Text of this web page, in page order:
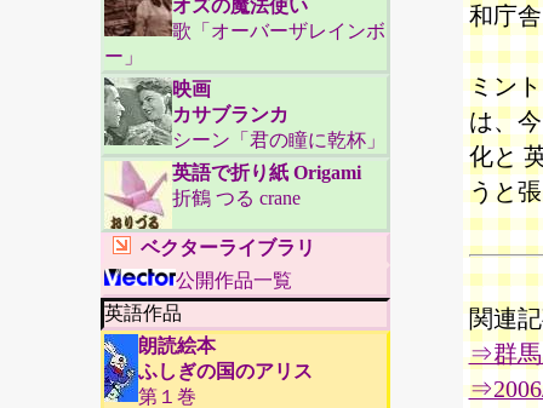
オズの魔法使い
歌「オーバーザレインボ
ー」
映画
カサブランカ
シーン「君の瞳に乾杯」
英語で折り紙 Origami
折鶴 つる crane
ベクターライブラリ
公開作品一覧
英語作品
朗読絵本
ふしぎの国のアリス
第１巻
和庁
ミン
は、
化と
うと
関連
⇒群馬